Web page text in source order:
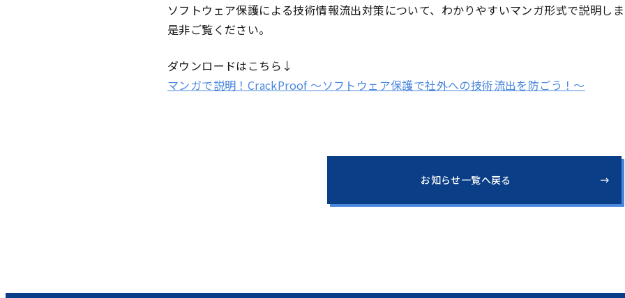
ソフトウェア保護による技術情報流出対策について、わかりやすいマンガ形式で説明しま
是非ご覧ください。
ダウンロードはこちら↓
マンガで説明！CrackProof ～ソフトウェア保護で社外への技術流出を防ごう！～
お知らせ一覧へ戻る